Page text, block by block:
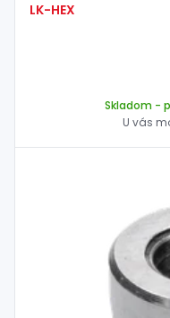
LK-HEX
Skladom -
U vás